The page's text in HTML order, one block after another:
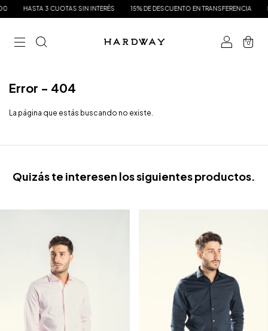
HASTA 3 CUOTAS SIN INTERÉS 15% DE DESCUENTO EN TRANSFERENCIA
0
Error - 404
La página que estás buscando no existe.
Quizás te interesen los siguientes productos.